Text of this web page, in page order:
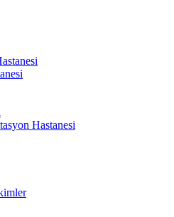
Hastanesi